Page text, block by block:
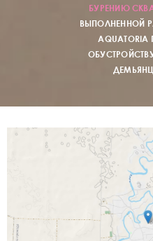
БУРЕНИЮ
ВЫПОЛНЕННОЙ